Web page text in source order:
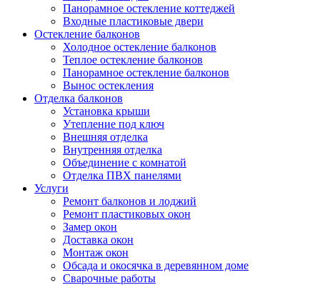
Панорамное остекление коттеджей
Входные пластиковые двери
Остекление балконов
Холодное остекление балконов
Теплое остекление балконов
Панорамное остекление балконов
Вынос остекления
Отделка балконов
Установка крыши
Утепление под ключ
Внешняя отделка
Внутренняя отделка
Объединение с комнатой
Отделка ПВХ панелями
Услуги
Ремонт балконов и лоджий
Ремонт пластиковых окон
Замер окон
Доставка окон
Монтаж окон
Обсада и окосячка в деревянном доме
Сварочные работы